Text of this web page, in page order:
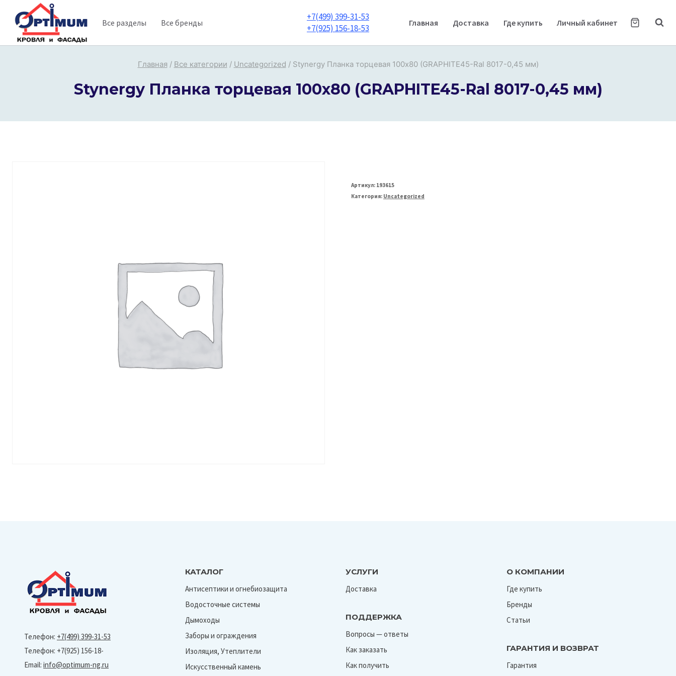
содержимому
Все разделы Все бренды
+7(499) 399-31-53
+7(925) 156-18-53
Главная Доставка Где купить Личный кабинет
Главная / Все категории / Uncategorized / Stynergy Планка торцевая 100х80 (GRAPHITE45-Ral 8017-0,45 мм)
Stynergy Планка торцевая 100х80 (GRAPHITE45-Ral 8017-0,45 мм)
Артикул: 193615
Категория: Uncategorized
Телефон: +7(499) 399-31-53
Телефон: +7(925) 156-18-
Email: info@optimum-ng.ru
КАТАЛОГ
Антисептики и огнебиозащита
Водосточные системы
Дымоходы
Заборы и ограждения
Изоляция, Утеплители
Искусственный камень
УСЛУГИ
Доставка
ПОДДЕРЖКА
Вопросы — ответы
Как заказать
Как получить
О КОМПАНИИ
Где купить
Бренды
Статьи
ГАРАНТИЯ И ВОЗВРАТ
Гарантия